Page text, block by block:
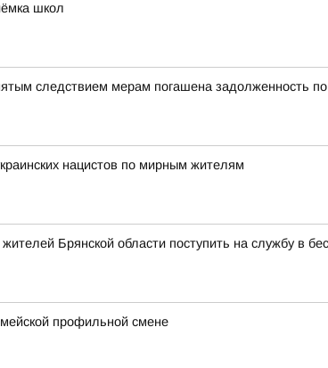
школ
следствием мерам погашена задолженность
нацистов по мирным жителям
Брянской области поступить на службу в
профильной смене